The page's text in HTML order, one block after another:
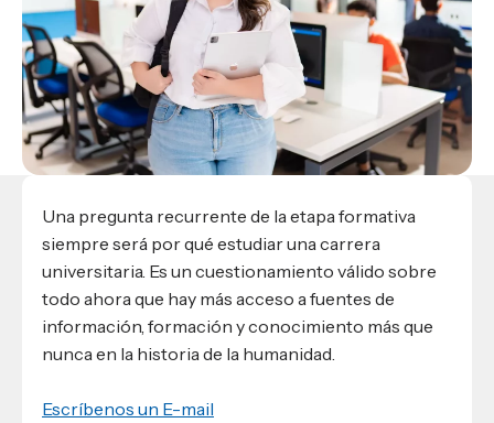
Escuela de Ciencias de la Comunicación
Escuela de Ciencias de la Salud
Escuela de Arquitectura
Ver toda la oferta académica
Escuela de Negocios
Datos de contacto
admisiones@usap.edu
+504 2561-8727
Ave. Circunvalación, San Pedro Sula,
Honduras, C.A.
EXCELENCIA USAP
Lifelong Learning University
Responsabilidad social y sostenibilidad
Empleabilidad
¿Que es USAP+?
RECURSOS
Guía de Servicios Académicos y Administrativos
Manual M365
Manual Moddle
Normas Académicas
Experiencias de alumnos
internacionales
Conocé experiencias
Evento
USAP integra RediEShn
Leer artículo
Una pregunta recurrente de la etapa formativa
siempre será por qué estudiar una carrera
universitaria. Es un cuestionamiento válido sobre
todo ahora que hay más acceso a fuentes de
información, formación y conocimiento más que
nunca en la historia de la humanidad.
Escríbenos un E-mail